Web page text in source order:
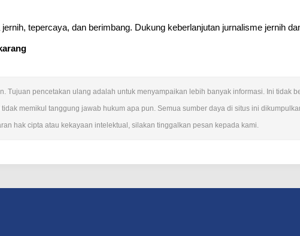
tepercaya, dan berimbang. Dukung keberlanjutan jurnalisme jernih
Tujuan pencetakan ulang adalah untuk menyampaikan lebih banyak informasi. Ini tidak
memikul tanggung jawab hukum apa pun. Semua sumber daya di situs ini
hak cipta atau kekayaan intelektual, silakan tinggalkan pesan kepada kami.